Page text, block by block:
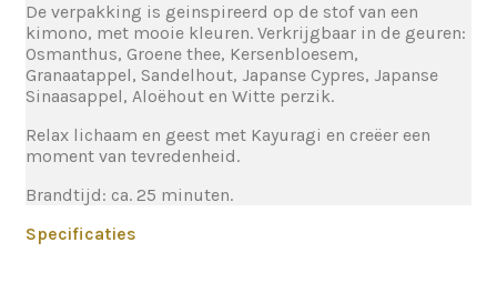
De verpakking is geinspireerd op de stof van een
kimono, met mooie kleuren. Verkrijgbaar in de geuren:
Osmanthus, Groene thee, Kersenbloesem,
Granaatappel, Sandelhout, Japanse Cypres, Japanse
Sinaasappel, Aloëhout en Witte perzik.
Relax lichaam en geest met Kayuragi en creëer een
moment van tevredenheid.
Brandtijd: ca. 25 minuten.
Specificaties